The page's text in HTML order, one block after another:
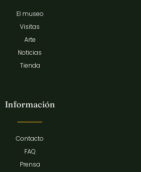
El museo
Visitas
Arte
Noticias
Tienda
Información
Contacto
FAQ
Prensa